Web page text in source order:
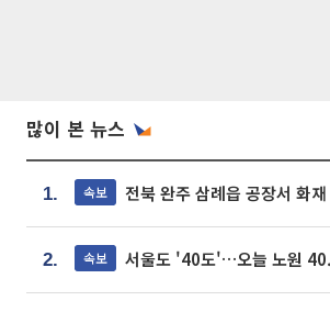
많이 본 뉴스
1. 속보 전북 완주 삼례읍 공장서 화
2. 속보 서울도 '40도'…오늘 노원